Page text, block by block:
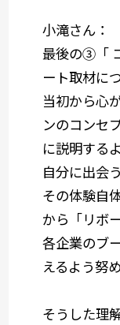
小滝さん：
最後の③「
ート取材に
当初から心
ンのコンセ
に説明する
自分に出会
その体験自
から「リボ
各企業のブ
えるよう努
そうした理